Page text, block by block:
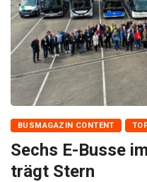
BUSMAGAZIN CONTENT
Sechs E-Busse
trägt Stern